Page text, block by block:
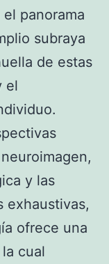
panorama
subraya
de estas
el
y las
exhaustivas,
ofrece una
cual